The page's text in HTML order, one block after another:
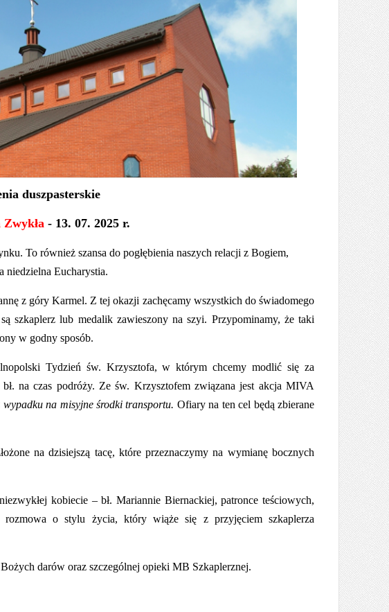
duszpasterskie
- 13. 07. 2025 r.
To również szansa do pogłębienia naszych relacji z Bogiem,
niedzielna Eucharystia.
z góry Karmel. Z tej okazji zachęcamy wszystkich do świadomego
szkaplerz lub medalik zawieszony na szyi. Przypominamy, że taki
w godny sposób.
Tydzień św. Krzysztofa, w którym chcemy modlić się za
na czas podróży. Ze św. Krzysztofem związana jest akcja MIVA
na misyjne środki transportu. Ofiary na ten cel będą zbierane
na dzisiejszą tacę, które przeznaczymy na wymianę bocznych
kobiecie – bł. Mariannie Biernackiej, patronce teściowych,
o stylu życia, który wiąże się z przyjęciem szkaplerza
darów oraz szczególnej opieki MB Szkaplerznej.